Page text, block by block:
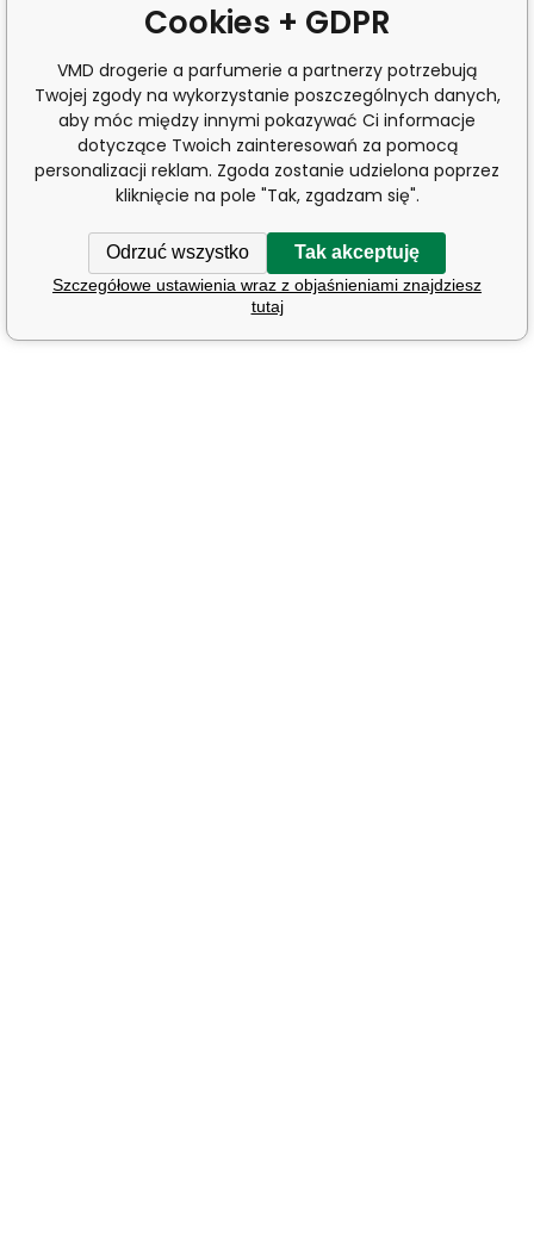
Cookies + GDPR
VMD drogerie a parfumerie a partnerzy potrzebują
Twojej zgody na wykorzystanie poszczególnych danych,
aby móc między innymi pokazywać Ci informacje
dotyczące Twoich zainteresowań za pomocą
personalizacji reklam. Zgoda zostanie udzielona poprzez
kliknięcie na pole "Tak, zgadzam się".
Odrzuć wszystko Tak akceptuję
Szczegółowe ustawienia wraz z objaśnieniami znajdziesz
tutaj